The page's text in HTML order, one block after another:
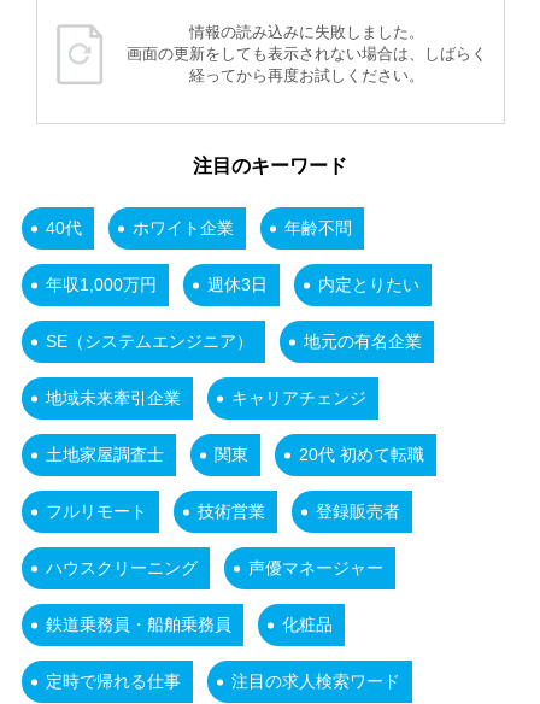
情報の読み込みに失敗しました。
画面の更新をしても表示されない場合は、しばらく
経ってから再度お試しください。
注目のキーワード
40代 ホワイト企業 年齢不問
年収1,000万円 週休3日 内定とりたい
SE（システムエンジニア） 地元の有名企業
地域未来牽引企業 キャリアチェンジ
土地家屋調査士 関東 20代 初めて転職
フルリモート 技術営業 登録販売者
ハウスクリーニング 声優マネージャー
鉄道乗務員・船舶乗務員 化粧品
定時で帰れる仕事 注目の求人検索ワード